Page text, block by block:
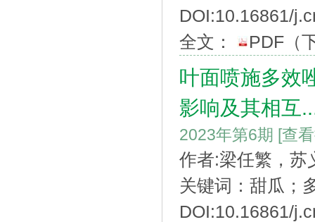
DOI:10.16861/
全文：
PDF （
叶面喷施多效
影响及其相互
2023年第6期 [查
作者:梁任繁，苏
关键词：甜瓜；
DOI:10.16861/